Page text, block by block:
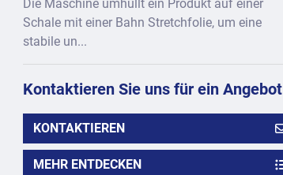
Die Maschine umhüllt ein Produkt auf einer
Schale mit einer Bahn Stretchfolie, um eine
stabile un...
Kontaktieren Sie uns für ein Angebot
KONTAKTIEREN
MEHR ENTDECKEN